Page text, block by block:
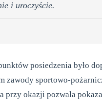
i uroczyście.
posiedzenia było
zawody sportowo-
przy okazji pozwala